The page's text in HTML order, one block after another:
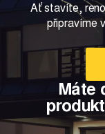
Ať stavíte,
připravíme
Máte